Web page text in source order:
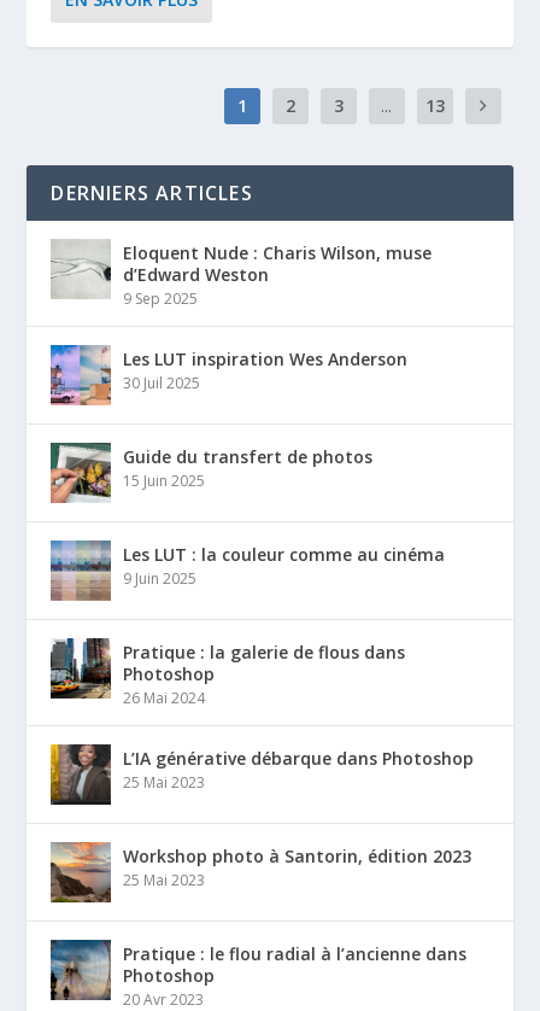
1 2 3 ... 13
DERNIERS ARTICLES
Eloquent Nude : Charis Wilson, muse
d’Edward Weston
9 Sep 2025
Les LUT inspiration Wes Anderson
30 Juil 2025
Guide du transfert de photos
15 Juin 2025
Les LUT : la couleur comme au cinéma
9 Juin 2025
Pratique : la galerie de flous dans
Photoshop
26 Mai 2024
L’IA générative débarque dans Photoshop
25 Mai 2023
Workshop photo à Santorin, édition 2023
25 Mai 2023
Pratique : le flou radial à l’ancienne dans
Photoshop
20 Avr 2023